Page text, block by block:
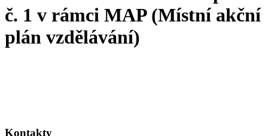
č. 1 v rámci MAP (Místní akční
plán vzdělávání)
Kontakty